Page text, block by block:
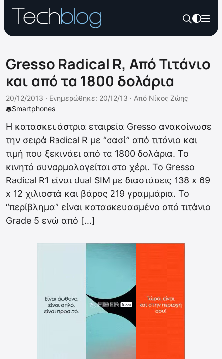
Gresso Radical R, Από Τιτάνιο
και από τα 1800 δολάρια
Smartphones
20/12/2013 · Ενημερώθηκε: 20/12/13 · Από Νίκος Ζώης
Η κατασκευάστρια εταιρεία Gresso ανακοίνωσε
την σειρά Radical R με “σασί” από τιτάνιο και
τιμή που ξεκινάει από τα 1800 δολάρια. Το
κινητό συναρμολογείται στο χέρι. Το Gresso
Radical R1 είναι dual SIM με διαστάσεις 138 х 69
х 12 χιλιοστά και βάρος 219 γραμμάρια. Το
“περίβλημα” είναι κατασκευασμένο από τιτάνιο
Grade 5 ενώ από […]